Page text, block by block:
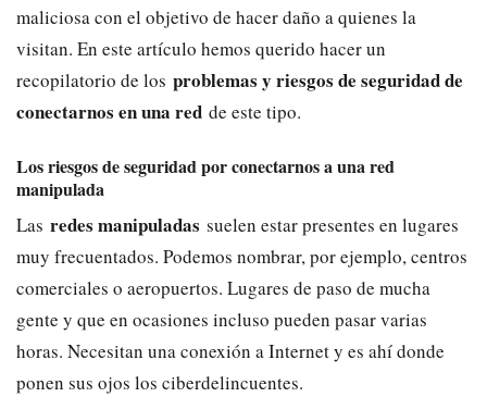
maliciosa con el objetivo de hacer daño a quienes la
visitan. En este artículo hemos querido hacer un
recopilatorio de los problemas y riesgos de seguridad de
conectarnos en una red de este tipo.
Los riesgos de seguridad por conectarnos a una red
manipulada
Las redes manipuladas suelen estar presentes en lugares
muy frecuentados. Podemos nombrar, por ejemplo, centros
comerciales o aeropuertos. Lugares de paso de mucha
gente y que en ocasiones incluso pueden pasar varias
horas. Necesitan una conexión a Internet y es ahí donde
ponen sus ojos los ciberdelincuentes.